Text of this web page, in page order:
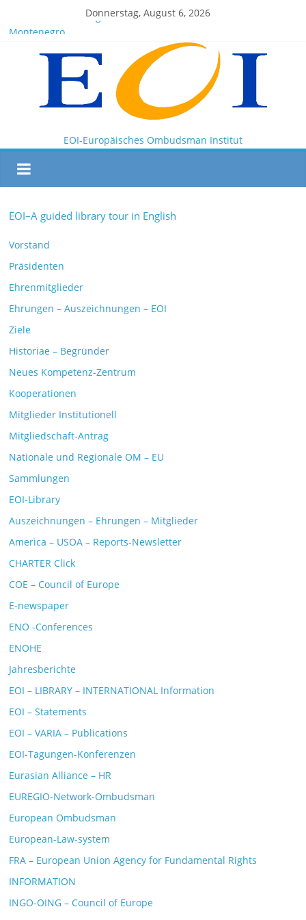
Donnerstag, August 6, 2026
EOI-BOARD Meeting 04-2025
Montenegro
EOI – General ASSEMBLY 2025 10 28
President Milkov participated in the Doha Conference on
Artificial Intelligence and Human Rights
EOI-Europäisches Ombudsman Institut
EOI–A guided library tour in English
Vorstand
Präsidenten
Ehrenmitglieder
Ehrungen – Auszeichnungen – EOI
Ziele
Historiae – Begründer
Neues Kompetenz-Zentrum
Kooperationen
Mitglieder Institutionell
Mitgliedschaft-Antrag
Nationale und Regionale OM – EU
Sammlungen
EOI-Library
Auszeichnungen – Ehrungen – Mitglieder
America – USOA – Reports-Newsletter
CHARTER Click
COE – Council of Europe
E-newspaper
ENO -Conferences
ENOHE
Jahresberichte
EOI – LIBRARY – INTERNATIONAL Information
EOI – Statements
EOI – VARIA – Publications
EOI-Tagungen-Konferenzen
Eurasian Alliance – HR
EUREGIO-Network-Ombudsman
European Ombudsman
European-Law-system
FRA – European Union Agency for Fundamental Rights
INFORMATION
INGO-OING – Council of Europe